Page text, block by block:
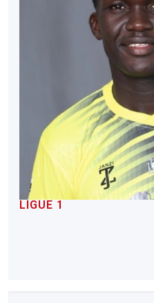
LIGUE 1